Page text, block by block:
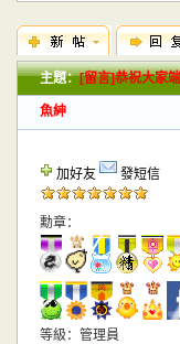
新的主題
投票帖
小字報
主題：[留言]恭祝大家
魚紳
加好友 發短信
勳章：
等級：管理員